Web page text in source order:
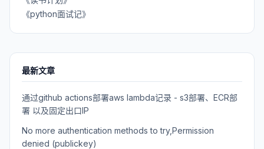
《python面试记》
最新文章
通过github actions部署aws lambda记录 - s3部署、ECR部
署 以及固定出口IP
No more authentication methods to try,Permission
denied (publickey)